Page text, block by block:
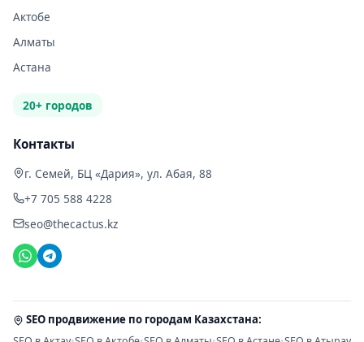
Актобе
Алматы
Астана
20+ городов
Контакты
г. Семей, БЦ «Дария», ул. Абая, 88
+7 705 588 4228
seo@thecactus.kz
SEO продвижение по городам Казахстана: